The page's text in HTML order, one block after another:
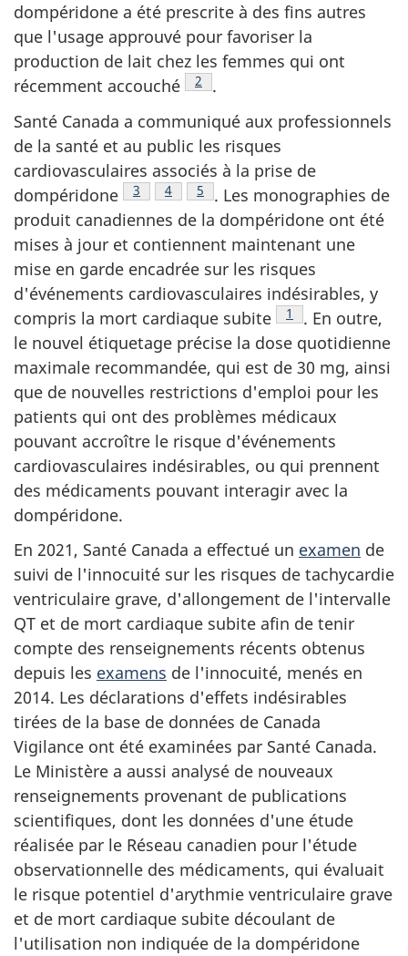
dompéridone a été prescrite à des fins autres
que l'usage approuvé pour favoriser la
production de lait chez les femmes qui ont
récemment accouché
Note de bas de page
2
.
Santé Canada a communiqué aux professionnels
de la santé et au public les risques
cardiovasculaires associés à la prise de
dompéridone
Note de bas de page
3 Note de bas de page
4 Note de bas de page
5
. Les monographies de
produit canadiennes de la dompéridone ont été
mises à jour et contiennent maintenant une
mise en garde encadrée sur les risques
d'événements cardiovasculaires indésirables, y
compris la mort cardiaque subite
Note de bas de
1
. En outre,
le nouvel étiquetage précise la dose quotidienne
maximale recommandée, qui est de 30 mg, ainsi
que de nouvelles restrictions d'emploi pour les
patients qui ont des problèmes médicaux
pouvant accroître le risque d'événements
cardiovasculaires indésirables, ou qui prennent
des médicaments pouvant interagir avec la
dompéridone.
En 2021, Santé Canada a effectué un examen de
suivi de l'innocuité sur les risques de tachycardie
ventriculaire grave, d'allongement de l'intervalle
QT et de mort cardiaque subite afin de tenir
compte des renseignements récents obtenus
depuis les examens de l'innocuité, menés en
2014. Les déclarations d'effets indésirables
tirées de la base de données de Canada
Vigilance ont été examinées par Santé Canada.
Le Ministère a aussi analysé de nouveaux
renseignements provenant de publications
scientifiques, dont les données d'une étude
réalisée par le Réseau canadien pour l'étude
observationnelle des médicaments, qui évaluait
le risque potentiel d'arythmie ventriculaire grave
et de mort cardiaque subite découlant de
l'utilisation non indiquée de la dompéridone